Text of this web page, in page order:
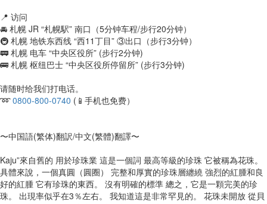
📍 访问
🚘 札幌 JR “札幌駅” 南口（5分钟车程/步行20分钟）
🚇 札幌 地铁东西线 “西11丁目” ③出口（步行3分钟）
🚃 札幌 电车 “中央区役所” (步行2分钟)
🚌 札幌 枢纽巴士 “中央区役所停留所” (步行3分钟)
请随时给我们打电话。
➿0800-800-0740 (📱手机也免费）
〜中国語(繁体)翻訳/中文(繁體)翻譯〜
Kaju”來自舊的 用於珍珠業 這是一個詞 最高等級的珍珠 它被稱為花珠。
具體來說，一個真圓（圓圈） 完整和厚實的珍珠層纏繞 強烈的紅腫和良
好的紅腫 它有珍珠的東西。 沒有明確的標準 總之，它是一顆完美的珍
珠。 出現率似乎在3％左右。 我知道這是非常罕見的。 花珠未開放 從貝